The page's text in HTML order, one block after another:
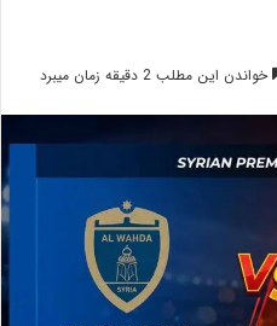
خواندن این مطلب 2 دقیقه زمان میبرد